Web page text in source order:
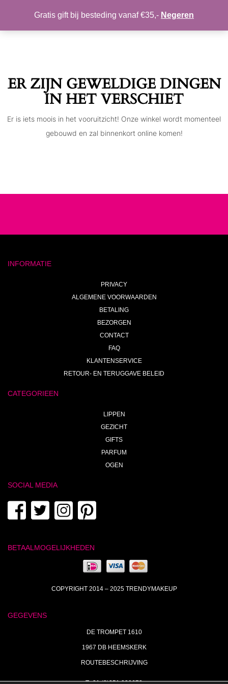
Toggle
MIJN ACCOUNT VERLANGLIJST
ER ZIJN GEWELDIGE DINGEN
IN HET VERSCHIET
Er is iets moois in het vooruitzicht! Onze winkel wordt momenteel
gebouwd en zal binnenkort online komen!
INFORMATIE
PRIVACY
ALGEMENE VOORWAARDEN
BETALING
BEZORGEN
CONTACT
FAQ
KLANTENSERVICE
RETOUR- EN TERUGGAVE BELEID
CATEGORIEEN
LIPPEN
GEZICHT
GIFTS
PARFUM
OGEN
SOCIAL MEDIA
BETAALMOGELIJKHEDEN
COPYRIGHT 2014 – 2025 TRENDYMAKEUP
GEGEVENS
DE TROMPET 1610
1967 DB HEEMSKERK
ROUTEBESCHRIJVING
Gratis gift bij besteding vanaf €35,- Negeren